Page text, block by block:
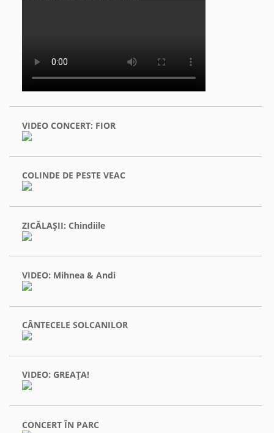
VIDEO CONCERT: FIOR
COLINDE DE PESTE VEAC
ZICĂLAŞII: Chindiile
VIDEO: Mihnea & Andi
CÂNTECELE SOLCANILOR
VIDEO: GREAŢA!
CONCERT ÎN PARC